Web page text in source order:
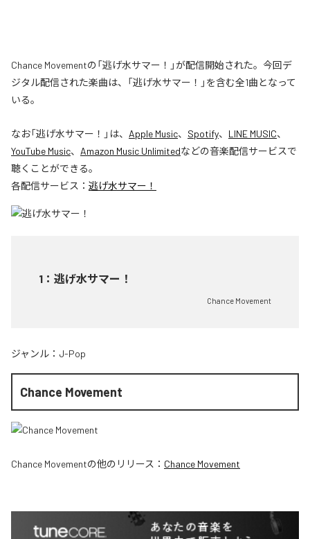
Chance Movementの「逃げ水サマー！」が配信開始された。今回デ
ジタル配信された楽曲は、「逃げ水サマー！」を含む全1曲となって
いる。
なお「逃げ水サマー！ 」は、 Apple Music、 Spotify、 LINE MUSIC、
YouTube Music、 Amazon Music Unlimitedなどの音楽配信サービスで
聴くことができる。
各配信サービス： 逃げ水サマー！
1 ： 逃げ水サマー！
Chance Movement
ジャンル： J-Pop
Chance Movement
Chance Movementの他のリリース： Chance Movement